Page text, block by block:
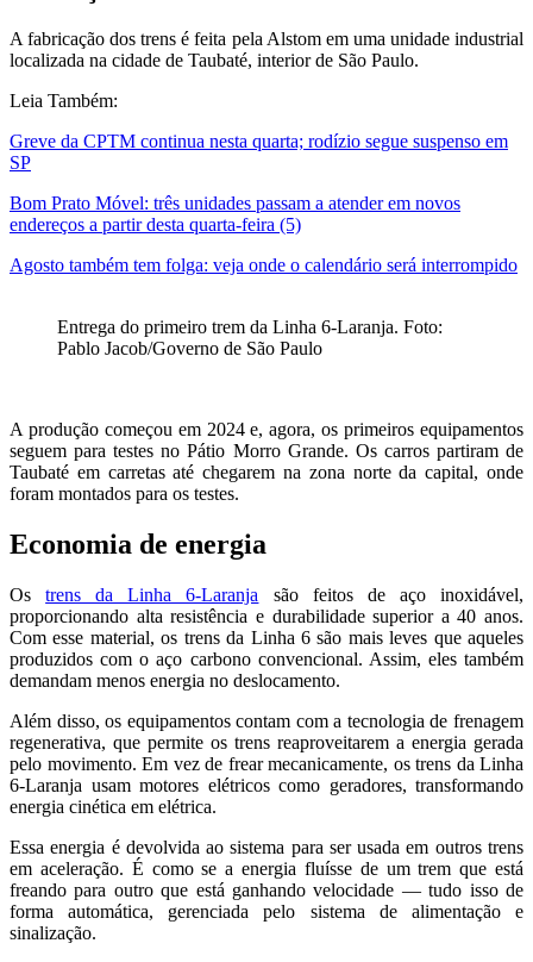
A fabricação dos trens é feita pela Alstom em uma unidade industrial
localizada na cidade de Taubaté, interior de São Paulo.
Leia Também:
Greve da CPTM continua nesta quarta; rodízio segue suspenso em
SP
Bom Prato Móvel: três unidades passam a atender em novos
endereços a partir desta quarta-feira (5)
Agosto também tem folga: veja onde o calendário será interrompido
Entrega do primeiro trem da Linha 6-Laranja. Foto:
Pablo Jacob/Governo de São Paulo
A produção começou em 2024 e, agora, os primeiros equipamentos
seguem para testes no Pátio Morro Grande. Os carros partiram de
Taubaté em carretas até chegarem na zona norte da capital, onde
foram montados para os testes.
Economia de energia
Ostrens da Linha 6-Laranja são feitos de aço inoxidável,
proporcionando alta resistência e durabilidade superior a 40 anos.
Com esse material, os trens da Linha 6 são mais leves que aqueles
produzidos com o aço carbono convencional. Assim, eles também
demandam menos energia no deslocamento.
Além disso, os equipamentos contam com a tecnologia de frenagem
regenerativa, que permite os trens reaproveitarem a energia gerada
pelo movimento. Em vez de frear mecanicamente, os trens da Linha
6-Laranja usam motores elétricos como geradores, transformando
energia cinética em elétrica.
Essa energia é devolvida ao sistema para ser usada em outros trens
em aceleração. É como se a energia fluísse de um trem que está
freando para outro que está ganhando velocidade — tudo isso de
forma automática, gerenciada pelo sistema de alimentação e
sinalização.